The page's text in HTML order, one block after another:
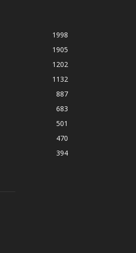
1998
1905
1202
1132
887
683
501
470
394